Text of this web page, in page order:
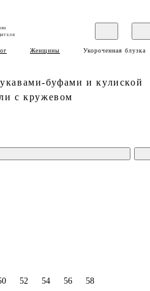
Женщины Укороченная блузка
буфами и кулиской
с кружевом
52 54 56 58